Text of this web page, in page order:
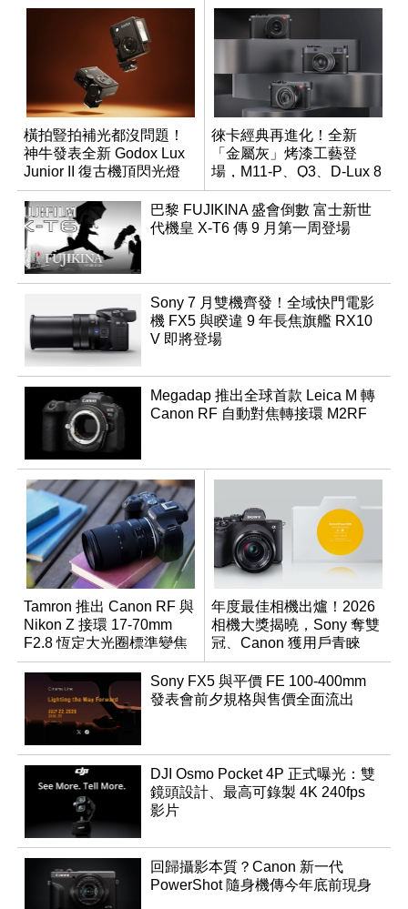
橫拍豎拍補光都沒問題！
神牛發表全新 Godox Lux
Junior II 復古機頂閃光燈
徠卡經典再進化！全新
「金屬灰」烤漆工藝登
場，M11-P、Q3、D-Lux 8
領銜換裝
巴黎 FUJIKINA 盛會倒數 富士新世
代機皇 X-T6 傳 9 月第一周登場
Sony 7 月雙機齊發！全域快門電影
機 FX5 與睽違 9 年長焦旗艦 RX10
V 即將登場
Megadap 推出全球首款 Leica M 轉
Canon RF 自動對焦轉接環 M2RF
Tamron 推出 Canon RF 與
Nikon Z 接環 17-70mm
F2.8 恆定大光圈標準變焦
鏡
年度最佳相機出爐！2026
相機大獎揭曉，Sony 奪雙
冠、Canon 獲用戶青睞
Sony FX5 與平價 FE 100-400mm
發表會前夕規格與售價全面流出
DJI Osmo Pocket 4P 正式曝光：雙
鏡頭設計、最高可錄製 4K 240fps
影片
回歸攝影本質？Canon 新一代
PowerShot 隨身機傳今年底前現身